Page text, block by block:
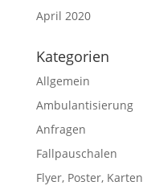
April 2020
Kategorien
Allgemein
Ambulantisierung
Anfragen
Fallpauschalen
Flyer, Poster, Karten